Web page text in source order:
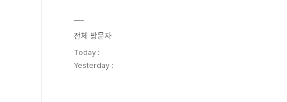
전체 방문자
Today :
Yesterday :